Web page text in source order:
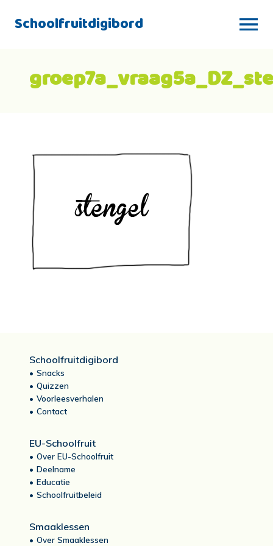
Schoolfruitdigibord
Schoolfruitdigibord
Snacks
Quizzen
Voorleesverhalen
Contact
EU-Schoolfruit
Over EU-Schoolfruit
Deelname
Educatie
Schoolfruitbeleid
Smaaklessen
Over Smaaklessen